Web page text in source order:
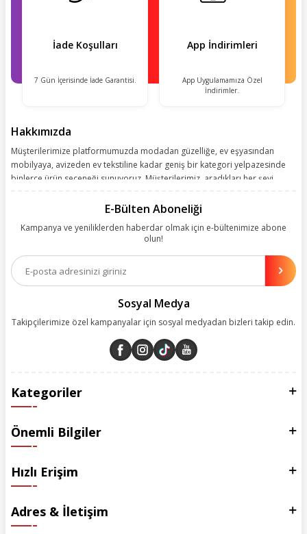
İade Koşulları
7 Gün İçerisinde İade Garantisi.
App İndirimleri
App Uygulamamıza Özel
İndirimler.
Hakkımızda
Müşterilerimize platformumuzda modadan güzelliğe, ev eşyasından
mobilyaya, avizeden ev tekstiline kadar geniş bir kategori yelpazesinde
binlerce ürün seçeneği sunuyoruz. Müşterilerimiz, aradıkları her şeyi
kolay, kusursuz ve keyifli bir alışveriş yolculuğu sunarken deneyiminize
olanakları sunuyoruz. Çalışmalarımızı müşterilerimizin memnuniyetini
esas alarak yürütüyoruz.
E-Bülten Aboneliği
Kampanya ve yeniliklerden haberdar olmak için e-bültenimize abone
olun!
Sosyal Medya
Takipçilerimize özel kampanyalar için sosyal medyadan bizleri takip edin.
Kategoriler
Önemli Bilgiler
Hızlı Erişim
Adres & İletişim